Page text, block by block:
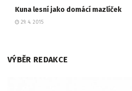
Kuna lesní jako domácí mazlíček
29. 4. 2015
VÝBĚR REDAKCE